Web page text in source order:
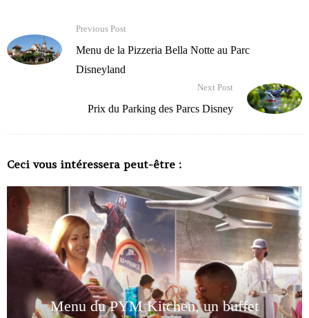
Previous Post
Menu de la Pizzeria Bella Notte au Parc
Disneyland
Next Post
Prix du Parking des Parcs Disney
Ceci vous intéressera peut-être :
Menu du PYM Kitchen, un buffet